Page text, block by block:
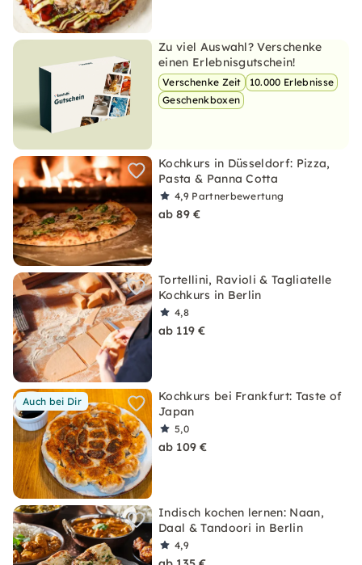
Zu viel Auswahl? Verschenke
einen Erlebnisgutschein!
Verschenke Zeit
10.000 Erlebnisse
Geschenkboxen
Kochkurs in Düsseldorf: Pizza,
Pasta & Panna Cotta
4,9 Partnerbewertung
ab 89 €
Tortellini, Ravioli & Tagliatelle
Kochkurs in Berlin
4,8
ab 119 €
Auch bei Dir
Kochkurs bei Frankfurt: Taste of
Japan
5,0
ab 109 €
Indisch kochen lernen: Naan,
Daal & Tandoori in Berlin
4,9